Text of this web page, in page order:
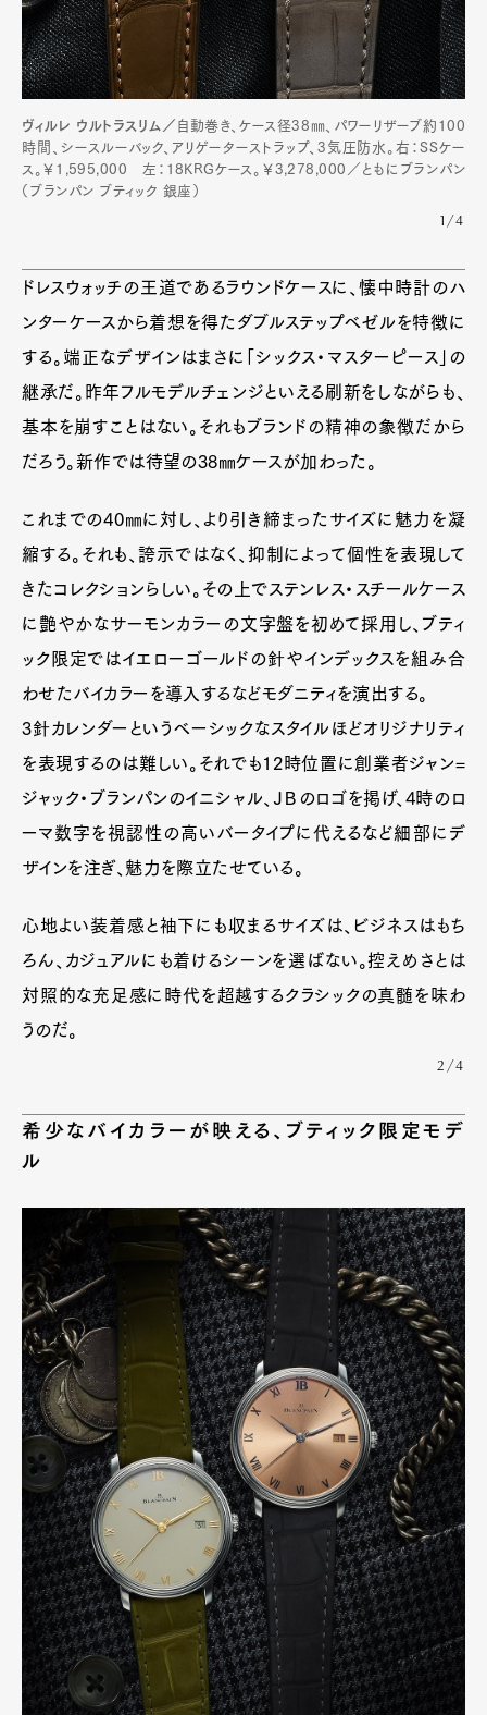
Product
Official Columnist
About
Contact
Pen Meet
ヴィルレ ウルトラスリム／ 自動巻き、ケース径38㎜、パワーリザーブ約100
時間、シースルーバック、アリゲーターストラップ、3気圧防水。右：SSケー
ス。￥1,595,000 左：18KRGケース。￥3,278,000／ともにブランパン
（ブランパン ブティック 銀座）
1/4
ドレスウォッチの王道であるラウンドケースに、懐中時計のハ
ンターケースから着想を得たダブルステップベゼルを特徴に
する。端正なデザインはまさに「シックス・マスターピース」の
継承だ。昨年フルモデルチェンジといえる刷新をしながらも、
基本を崩すことはない。それもブランドの精神の象徴だから
だろう。新作では待望の38㎜ケースが加わった。
これまでの40㎜に対し、より引き締まったサイズに魅力を凝
縮する。それも、誇示ではなく、抑制によって個性を表現して
きたコレクションらしい。その上でステンレス・スチールケース
に艶やかなサーモンカラーの文字盤を初めて採用し、ブティ
ック限定ではイエローゴールドの針やインデックスを組み合
わせたバイカラーを導入するなどモダニティを演出する。
3針カレンダーというベーシックなスタイルほどオリジナリティ
を表現するのは難しい。それでも12時位置に創業者ジャン=
ジャック・ブランパンのイニシャル、ＪＢのロゴを掲げ、4時のロ
ーマ数字を視認性の高いバータイプに代えるなど細部にデ
ザインを注ぎ、魅力を際立たせている。
心地よい装着感と袖下にも収まるサイズは、ビジネスはもち
ろん、カジュアルにも着けるシーンを選ばない。控えめさとは
対照的な充足感に時代を超越するクラシックの真髄を味わ
うのだ。
2/4
希少なバイカラーが映える、ブティック限定モデ
ル